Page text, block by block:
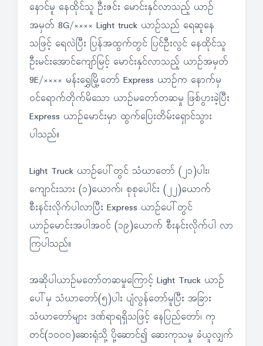
နောင်မူ နေထိုင်သူ ဦးဇင်း မောင်းနှင်လာသည့် ယာဉ်
အမှတ် 8G/×××× Light truck ယာဉ်သည် ရေဆူနေ
သဖြင့် ရေလဲပြီး ပြန်အထွက်တွင် ပြင်ဦးလွင် နေထိုင်သူ
ဦးမင်းအောင်ကျော်မြင့် မောင်းနှင်လာသည့် ယာဉ်အမှတ်
9E/×××× မန်းရွှေမြို့တော် Express ယာဉ်က နောက်မှ
ဝင်ရောက်တိုက်မိသော ယာဉ်မတော်တဆမှု ဖြစ်ပွားခဲ့ပြီး
Express ယာဉ်မောင်းမှာ ထွက်ပြေးတိမ်းရှောင်သွား
ပါသည်။
Light Truck ယာဉ်ပေါ်တွင် သံဃာတော် (၂၁)ပါး၊
ကျောင်းသား (၁)ယောက်၊ စုစုပေါင်း (၂၂)ယောက်
စီးနင်းလိုက်ပါလာပြီး Express ယာဉ်ပေါ်တွင်
ယာဉ်မောင်းအပါအဝင် (၁၉)ယောက် စီးနင်းလိုက်ပါ လာ
ကြပါသည်။
အဆိုပါယာဉ်မတော်တဆမှုကြောင့် Light Truck ယာဉ်
ပေါ်မှ သံဃာတော်(၅)ပါး ပျံလွန်တော်မူပြီး အခြား
သံဃာတော်များ ဒဏ်ရာရရှိသဖြင့် နေပြည်တော်၊ ကု
တင်(၁၀၀၀)ဆေးရုံသို့ ပို့ဆောင်၍ ဆေးကုသမှု ခံယူလျှက်